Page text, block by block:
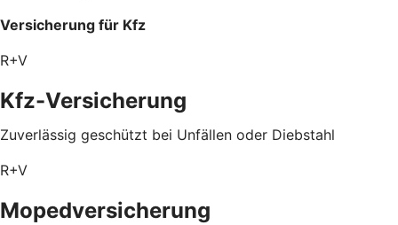
Versicherung für Kfz
R+V
Kfz-Versicherung
Zuverlässig geschützt bei Unfällen oder Diebstahl
R+V
Mopedversicherung